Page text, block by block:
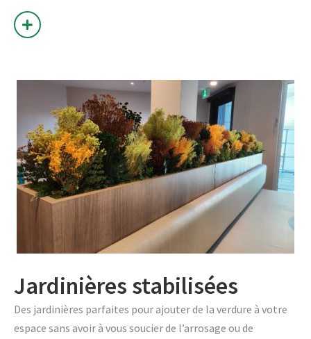
Jardinières stabilisées
Des jardinières parfaites pour ajouter de la verdure à votre
espace sans avoir à vous soucier de l’arrosage ou de